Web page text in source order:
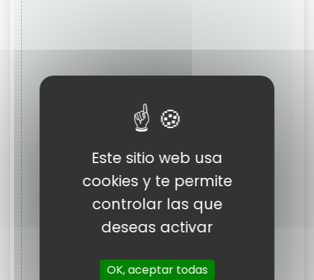
Este sitio web usa
cookies y te permite
controlar las que
deseas activar
OK, aceptar todas